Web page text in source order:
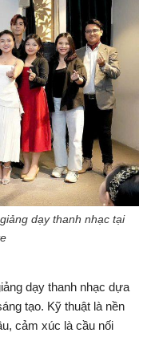
dạy thanh nhạc tại
dạy thanh nhạc dựa
tạo. Kỹ thuật là nền
cảm xúc là cầu nối